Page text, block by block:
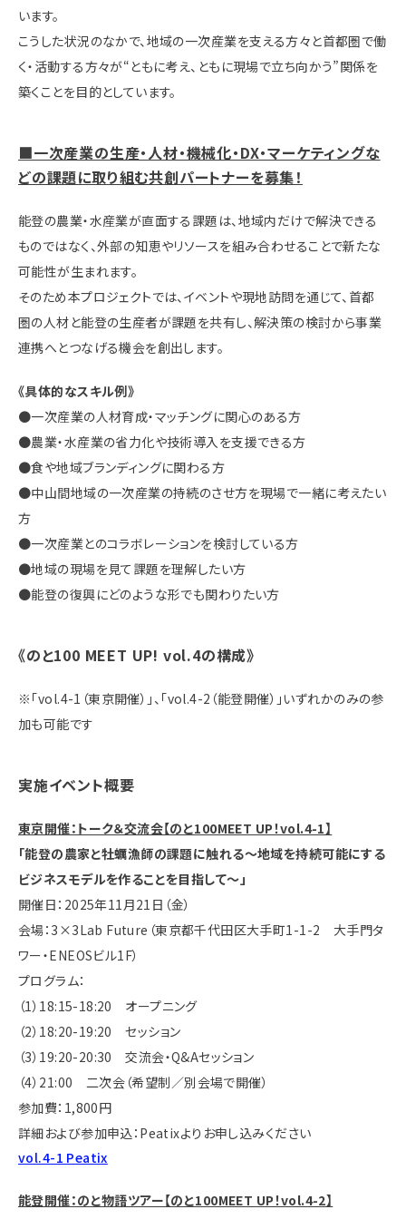
います。
こうした状況のなかで、地域の一次産業を支える方々と首都圏で働
く・活動する方々が“ともに考え、ともに現場で立ち向かう”関係を
築くことを目的としています。
■一次産業の生産・人材・機械化・DX・マーケティングな
どの課題に取り組む共創パートナーを募集！
能登の農業・水産業が直面する課題は、地域内だけで解決できる
ものではなく、外部の知恵やリソースを組み合わせることで新たな
可能性が生まれます。
そのため本プロジェクトでは、イベントや現地訪問を通じて、首都
圏の人材と能登の生産者が課題を共有し、解決策の検討から事業
連携へとつなげる機会を創出します。
《具体的なスキル例》
●一次産業の人材育成・マッチングに関心のある方
●農業・水産業の省力化や技術導入を支援できる方
●食や地域ブランディングに関わる方
●中山間地域の一次産業の持続のさせ方を現場で一緒に考えたい
方
●一次産業とのコラボレーションを検討している方
●地域の現場を見て課題を理解したい方
●能登の復興にどのような形でも関わりたい方
《のと100 MEET UP! vol.4の構成》
※「vol.4-1（東京開催）」、「vol.4-2（能登開催）」いずれかのみの参
加も可能です
実施イベント概要
東京開催：トーク＆交流会【のと100MEET UP！vol.4-1】
「能登の農家と牡蠣漁師の課題に触れる～地域を持続可能にする
ビジネスモデルを作ることを目指して～」
開催日：2025年11月21日（金）
会場：3×3Lab Future（東京都千代田区大手町1-1-2 大手門タ
ワー・ENEOSビル1F）
プログラム：
（1）18:15-18:20 オープニング
（2）18:20-19:20 セッション
（3）19:20-20:30 交流会・Q&Aセッション
（4）21:00 二次会（希望制／別会場で開催）
参加費：1,800円
詳細および参加申込：Peatixよりお申し込みください
vol.4-1 Peatix
能登開催：のと物語ツアー【のと100MEET UP！vol.4-2】